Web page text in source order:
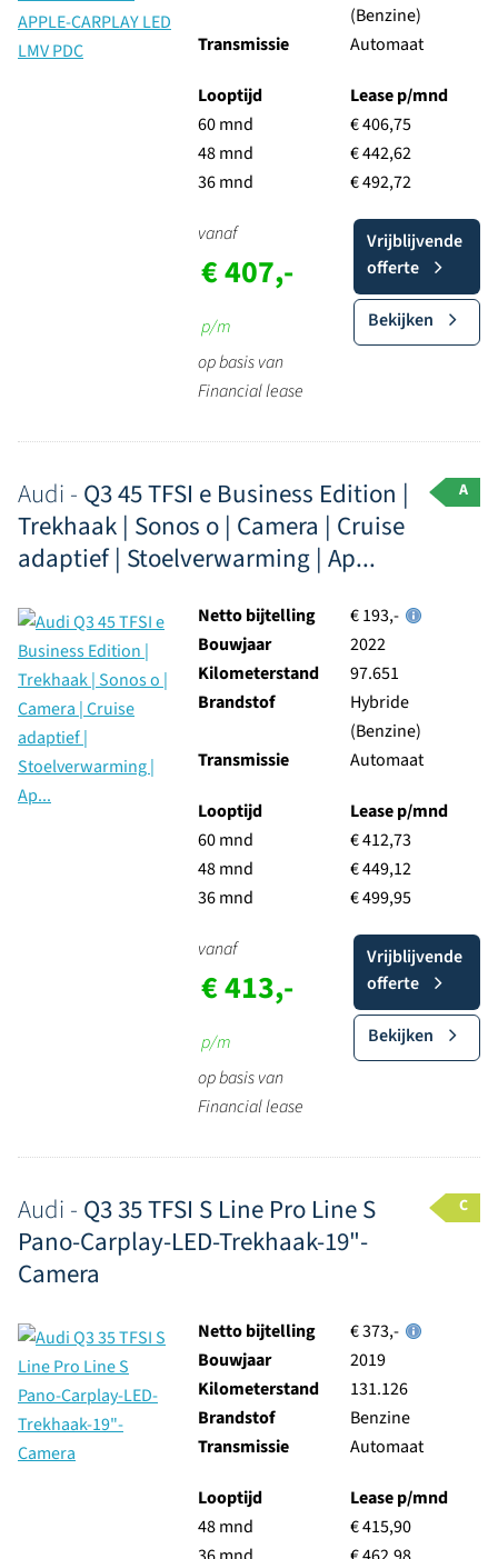
(Benzine)
Transmissie
Automaat
Looptijd
60 mnd
48 mnd
36 mnd
Lease p/mnd
€ 406,75
€ 442,62
€ 492,72
vanaf
€ 407,-
p/m
op basis van
Financial lease
Vrijblijvende
offerte
Bekijken
Audi - Q3 45 TFSI e Business Edition |
Trekhaak | Sonos o | Camera | Cruise
adaptief | Stoelverwarming | Ap...
A
Netto bijtelling
€ 193,-
Bouwjaar
2022
Kilometerstand
97.651
Brandstof
Hybride
(Benzine)
Transmissie
Automaat
Looptijd
60 mnd
48 mnd
36 mnd
Lease p/mnd
€ 412,73
€ 449,12
€ 499,95
vanaf
€ 413,-
p/m
op basis van
Financial lease
Vrijblijvende
offerte
Bekijken
Audi - Q3 35 TFSI S Line Pro Line S
Pano-Carplay-LED-Trekhaak-19"-
Camera
C
Netto bijtelling
€ 373,-
Bouwjaar
2019
Kilometerstand
131.126
Brandstof
Benzine
Transmissie
Automaat
Looptijd
48 mnd
Lease p/mnd
€ 415,90